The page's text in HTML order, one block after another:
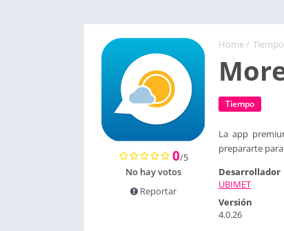
Home/ Tiempo
Tiempo
La app
prepararte
0/5
No hay votos
Reportar
Desarrollador
UBIMET
Versión
4.0.26